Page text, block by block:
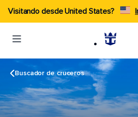
Visitando desde United States?
Buscador de cruceros